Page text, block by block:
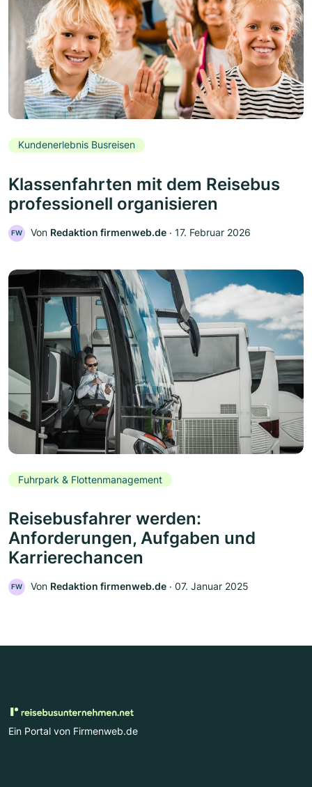
Kundenerlebnis Busreisen
Klassenfahrten mit dem Reisebus
professionell organisieren
FW Von Redaktion firmenweb.de ‧ 17. Februar 2026
Fuhrpark & Flottenmanagement
Reisebusfahrer werden:
Anforderungen, Aufgaben und
Karrierechancen
FW Von Redaktion firmenweb.de ‧ 07. Januar 2025
Ein Portal von Firmenweb.de